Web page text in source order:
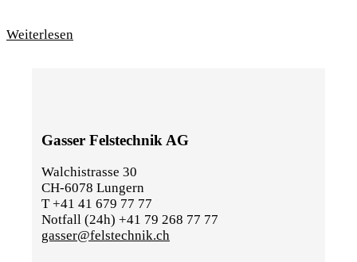
Weiterlesen
Gasser Felstechnik AG
Walchistrasse 30
CH-6078 Lungern
T +41 41 679 77 77
Notfall (24h) +41 79 268 77 77
gasser@felstechnik.ch